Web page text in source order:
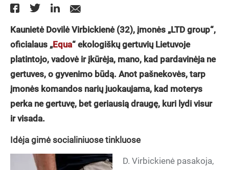
Kaunietė Dovilė Virbickienė (32), įmonės „LTD group“,
oficialaus „Equa“ ekologiškų gertuvių Lietuvoje
platintojo, vadovė ir įkūrėja, mano, kad pardavinėja ne
gertuves, o gyvenimo būdą. Anot pašnekovės, tarp
įmonės komandos narių juokaujama, kad moterys
perka ne gertuvę, bet geriausią draugę, kuri lydi visur
ir visada.
Idėja gimė socialiniuose tinkluose
D. Virbickienė pasakoja,